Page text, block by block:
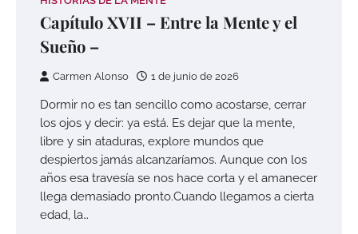
Capítulo XVII – Entre la Mente y el
Sueño –
Carmen Alonso 1 de junio de 2026
Dormir no es tan sencillo como acostarse, cerrar
los ojos y decir: ya está. Es dejar que la mente,
libre y sin ataduras, explore mundos que
despiertos jamás alcanzaríamos. Aunque con los
años esa travesía se nos hace corta y el amanecer
llega demasiado pronto.Cuando llegamos a cierta
edad, la…